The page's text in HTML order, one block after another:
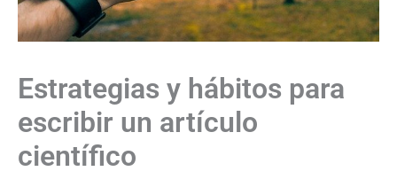
Estrategias y hábitos para
escribir un artículo
científico